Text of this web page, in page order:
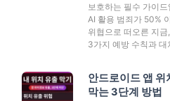
보호하는 필수 가이
AI 활용 범죄가 50%
위협으로 떠오른 지
3가지 예방 수칙과 대
안드로이드 앱 위
막는 3단계 방법